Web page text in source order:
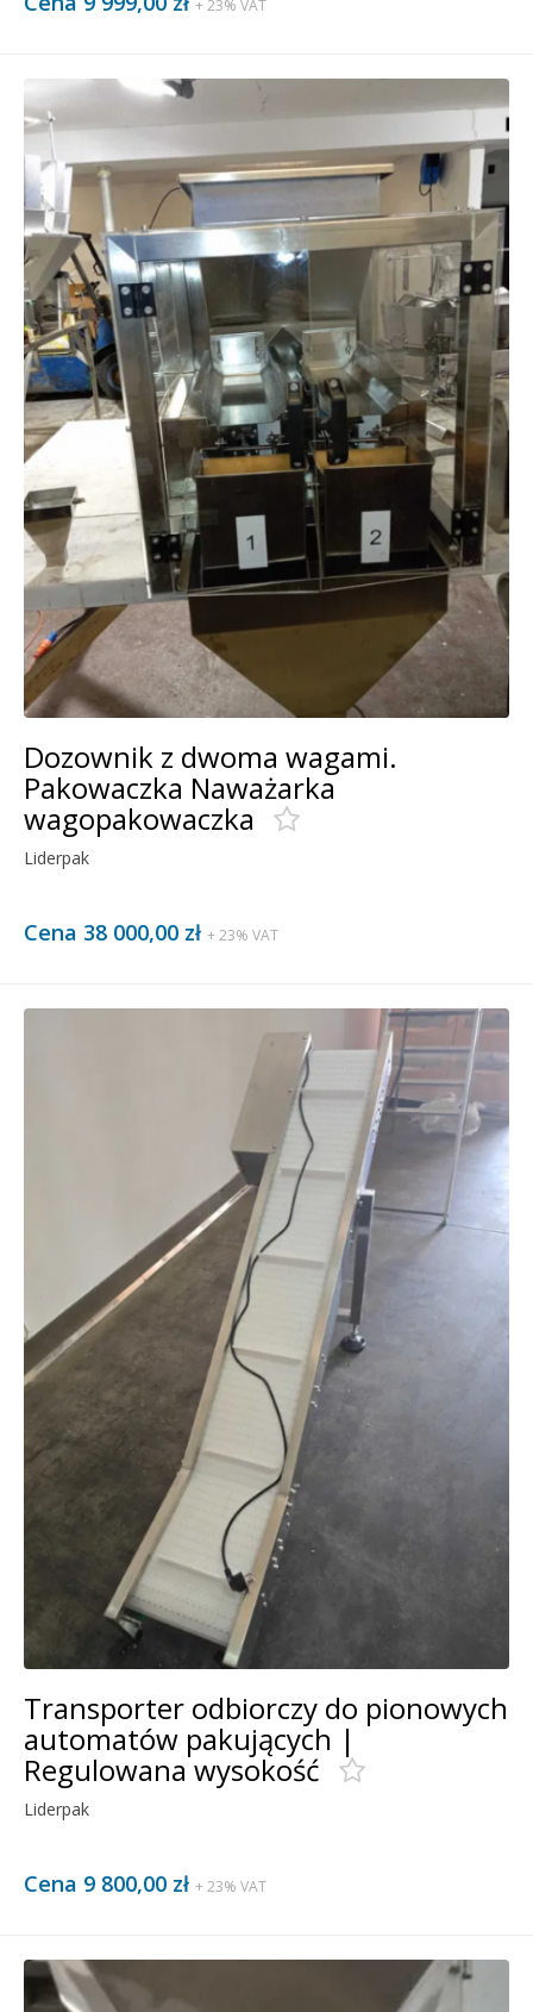
+ 23% VAT
Dozownik z dwoma wagami.
Pakowaczka Naważarka
wagopakowaczka
Liderpak
Cena 38 000,00 zł + 23% VAT
Transporter odbiorczy do pionowych
automatów pakujących |
Regulowana wysokość
Liderpak
Cena 9 800,00 zł + 23% VAT